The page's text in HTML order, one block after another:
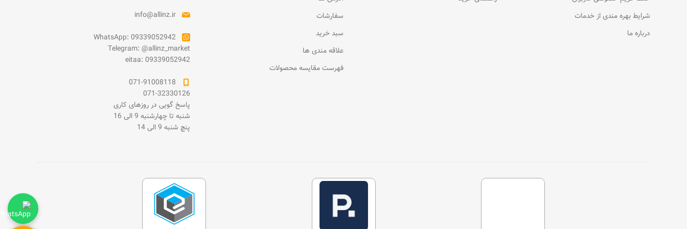
شرایط بهره مندی از خدمات
درباره ما
سفارشات
سبد خرید
علاقه مندی ها
فهرست مقایسه محصولات
info@allinz.ir
WhatsApp: 09339052942
Telegram: @allinz_market
eitaa: 09339052942
071-91008118
071-32330126
پاسخ گویی در روزهای کاری
شنبه تا چهارشنبه 9 الی 16
پنچ شنبه 9 الی 14